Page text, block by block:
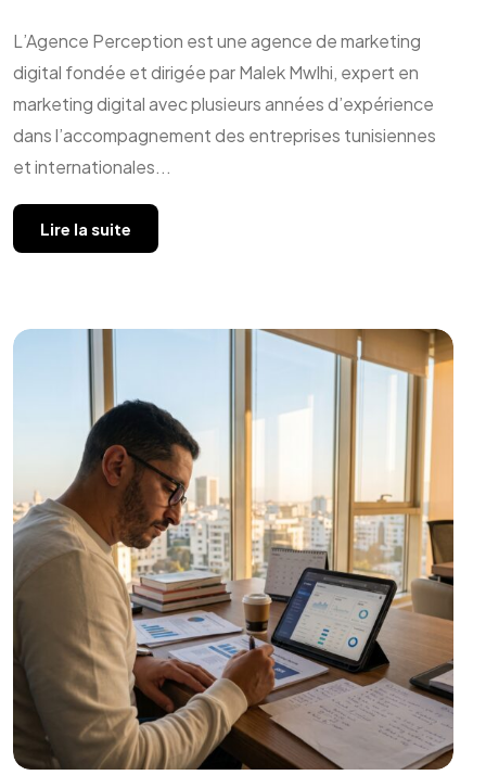
L’Agence Perception est une agence de marketing
digital fondée et dirigée par Malek Mwlhi, expert en
marketing digital avec plusieurs années d’expérience
dans l’accompagnement des entreprises tunisiennes
et internationales...
Lire la suite